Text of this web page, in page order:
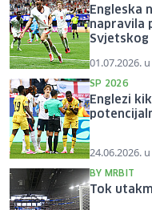
Engleska
napravila
01.07.2026.
SP 2026
Englezi
24.06.2026.
BY MRBIT
Tok